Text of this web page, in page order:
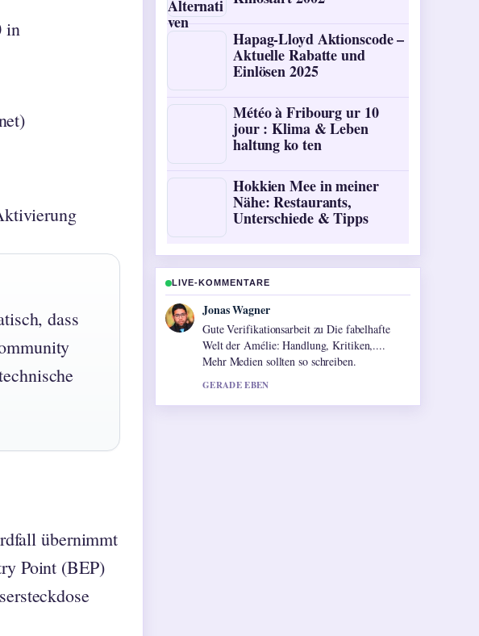
in
dass
übernimmt
Point (BEP)
Hapag-Lloyd Aktionscode –
Aktuelle Rabatte und
Einlösen 2025
Météo à Fribourg ur 10
jour : Klima & Leben
haltung ko ten
Hokkien Mee in meiner
Nähe: Restaurants,
Unterschiede & Tipps
LIVE-KOMMENTARE
Lena Schmidt
Starke Einordnung zu D&#038;O
Versicherung: Schutz, Kosten &#038;
Sinnvoll. Das ist die klarste
habe.